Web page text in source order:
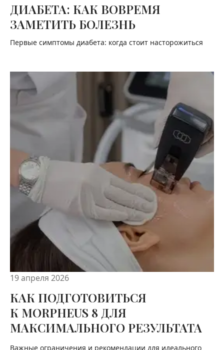
ДИАБЕТА: КАК ВОВРЕМЯ
ЗАМЕТИТЬ БОЛЕЗНЬ
Первые симптомы диабета: когда стоит насторожиться
19 апреля 2026
КАК ПОДГОТОВИТЬСЯ
К MORPHEUS 8 ДЛЯ
МАКСИМАЛЬНОГО РЕЗУЛЬТАТА
Важные ограничения и рекомендации для идеального